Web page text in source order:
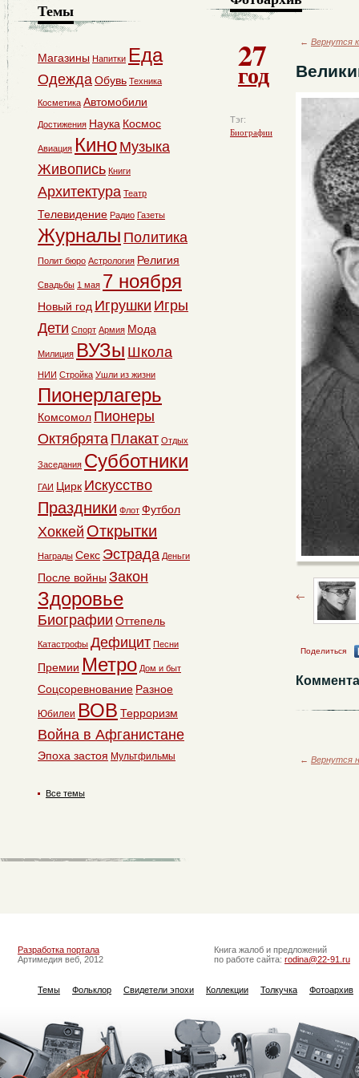
27
год
Тэг:
Биографии
← Вернутся
Поделиться
← Вернутся
Темы
Магазины Напитки Еда
ОдеждаОбувь Техника
Косметика Автомобили
Достижения Наука Космос
Авиация Кино Музыка
Живопись Книги
Архитектура Театр
Телевидение Радио Газеты
Журналы Политика
Полит бюро Астрология Религия
Свадьбы 1 мая 7 ноября
Новый год Игрушки Игры
Дети Спорт Армия Мода
Милиция ВУЗы Школа
НИИ Стройка Ушли из жизни
Пионерлагерь
Комсомол Пионеры
Октябрята Плакат Отдых
Заседания Субботники
ГАИ Цирк Искусство
Праздники Флот Футбол
Хоккей Открытки
Награды Секс Эстрада Деньги
После войны Закон
Здоровье
Биографии Оттепель
Катастрофы Дефицит Песни
Премии Метро Дом и быт
Соцсоревнование Разное
Юбилеи ВОВ Терроризм
Война в Афганистане
Эпоха застоя Мультфильмы
Все темы
Разработка портала
Артимедия веб, 2012
Книга жалоб и предложений
по работе сайта: rodina@22-91.ru
Темы Фольклор Свидетели эпохи Коллекции Толкучка Фотоархив